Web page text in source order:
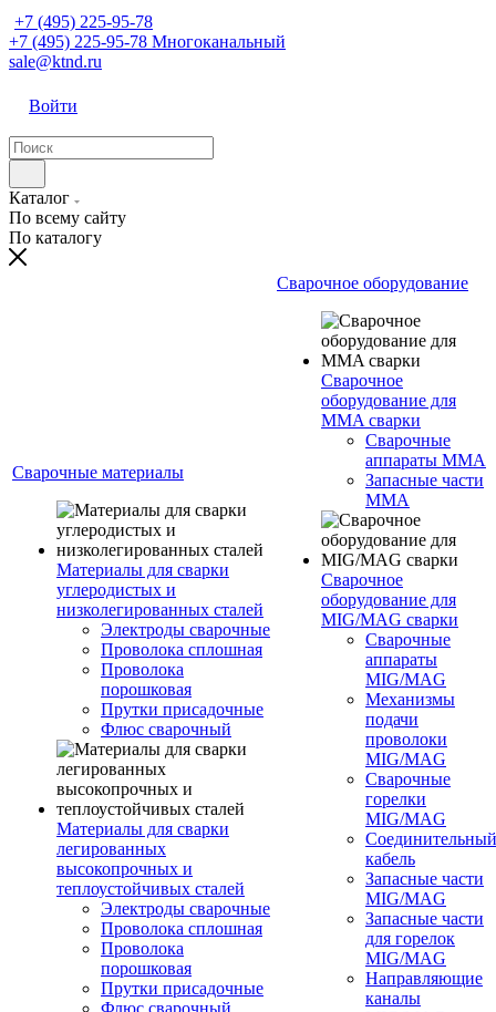
+7 (495) 225-95-78
+7 (495) 225-95-78 Многоканальный
sale@ktnd.ru
Войти
Каталог
По всему сайту
По каталогу
Сварочные материалы
Материалы для сварки
углеродистых и
низколегированных сталей
Электроды сварочные
Проволока сплошная
Проволока
порошковая
Прутки присадочные
Флюс сварочный
Материалы для сварки
легированных
высокопрочных и
теплоустойчивых сталей
Электроды сварочные
Проволока сплошная
Проволока
порошковая
Прутки присадочные
Флюс сварочный
Сварочное оборудование
Сварочное
оборудование для
MMA сварки
Сварочные
аппараты MMA
Запасные части
MMA
Сварочное
оборудование для
MIG/MAG сварки
Сварочные
аппараты
MIG/MAG
Механизмы
подачи
проволоки
MIG/MAG
Сварочные
горелки
MIG/MAG
Соединительный
кабель
Запасные части
MIG/MAG
Запасные части
для горелок
MIG/MAG
Направляющие
каналы